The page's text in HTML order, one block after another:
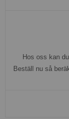
Hos oss kan
Beställ nu så